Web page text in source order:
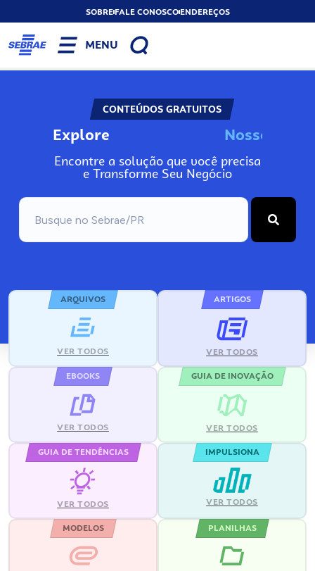
SOBREFALE CONOSCOENDEREÇOS
MENU
CONTEÚDOS GRATUITOS
Explore Nosso
Encontre a solução que você precisa
e Transforme Seu Negócio
ARQUIVOS
VER TODOS
ARTIGOS
VER TODOS
EBOOKS
VER TODOS
GUIA DE INOVAÇÃO
VER TODOS
GUIA DE TENDÊNCIAS
VER TODOS
IMPULSIONA
VER TODOS
MODELOS PLANILHAS